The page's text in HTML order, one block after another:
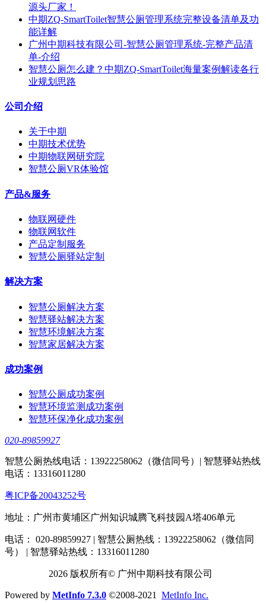
源头厂家！
中期ZQ-SmartToilet智慧公厕管理系统完整设备清单及功
能详解
广州中期科技有限公司-智慧公厕管理系统-完整产品清
单-介绍
智慧公厕怎么建？中期ZQ-SmartToilet海量案例解读各行
业规划思路
公司介绍
关于中期
中期技术优势
中期物联网研究院
智慧公厕VR体验馆
产品&服务
物联网硬件
物联网软件
产品定制服务
智慧公厕驿站定制
解决方案
智慧公厕解决方案
智慧驿站解决方案
智慧环境解决方案
智慧家居解决方案
成功案例
智慧公厕成功案例
智慧环境监测成功案例
智慧环保净化成功案例
020-89859927
智慧公厕热线电话：13922258062（微信同号）| 智慧驿站热线
电话：13316011280
粤ICP备20043252号
地址：广州市黄埔区广州知识城腾飞科技园A塔406单元
电话： 020-89859927 | 智慧公厕热线：13922258062（微信同
号） | 智慧驿站热线：13316011280
2026 版权所有© 广州中期科技有限公司
Powered by MetInfo 7.3.0 ©2008-2021 MetInfo Inc.